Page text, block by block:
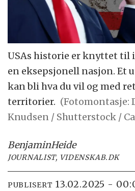
USAs historie er knyttet til
en eksepsjonell nasjon. Et
kan bli hva du vil og med
territorier. (Fotomontasje:
Knudsen / Shutterstock /
BenjaminHeide
JOURNALIST, VIDENSKAB.DK
PUBLISERT 13.02.2025 -